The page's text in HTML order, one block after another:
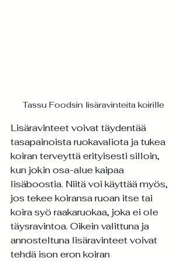
Tassu Foodsin lisäravinteita koirille
Lisäravinteet voivat täydentää
tasapainoista ruokavaliota ja tukea
koiran terveyttä erityisesti silloin,
kun jokin osa-alue kaipaa
lisäboostia. Niitä voi käyttää myös,
jos tekee koiransa ruoan itse tai
koira syö raakaruokaa, joka ei ole
täysravintoa. Oikein valittuna ja
annosteltuna lisäravinteet voivat
tehdä ison eron koiran